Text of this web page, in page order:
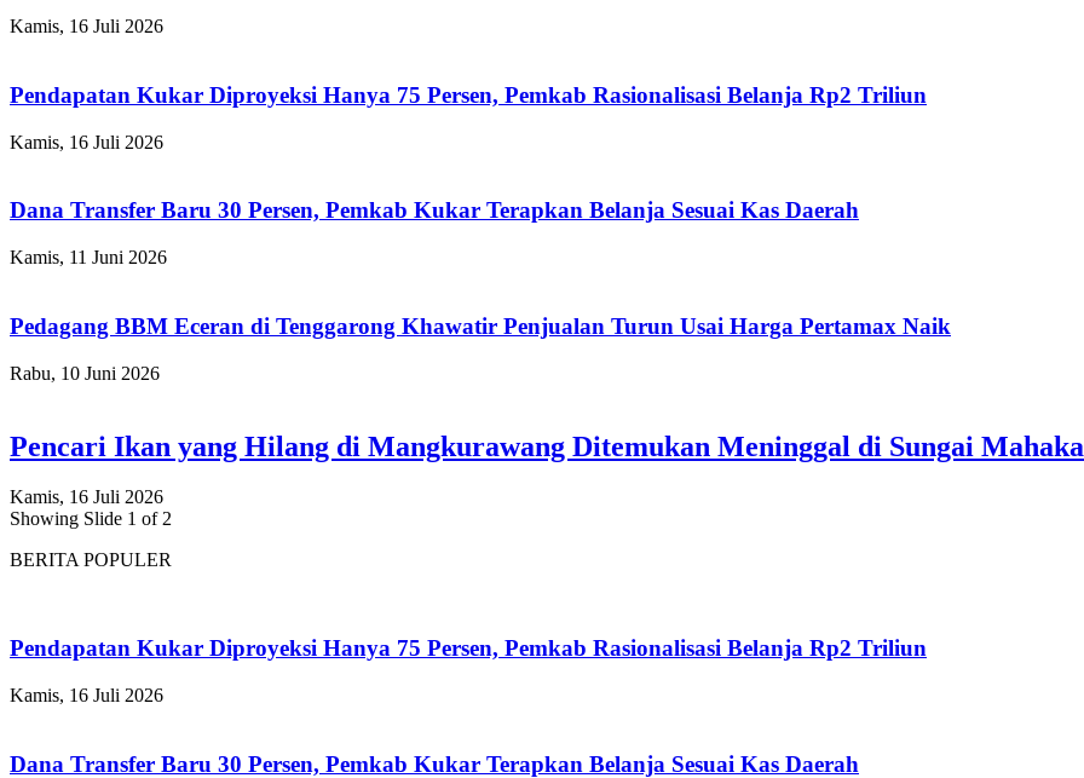
Kamis, 16 Juli 2026
Pendapatan Kukar Diproyeksi Hanya 75 Persen, Pemkab Rasionalisasi Belanja Rp2 Triliun
Kamis, 16 Juli 2026
Dana Transfer Baru 30 Persen, Pemkab Kukar Terapkan Belanja Sesuai Kas Daerah
Kamis, 11 Juni 2026
Pedagang BBM Eceran di Tenggarong Khawatir Penjualan Turun Usai Harga Pertamax Naik
Rabu, 10 Juni 2026
Pencari Ikan yang Hilang di Mangkurawang Ditemukan Meninggal di Sungai
Kamis, 16 Juli 2026
Showing Slide 1 of 2
BERITA POPULER
Pendapatan Kukar Diproyeksi Hanya 75 Persen, Pemkab Rasionalisasi Belanja Rp2 Triliun
Kamis, 16 Juli 2026
Dana Transfer Baru 30 Persen, Pemkab Kukar Terapkan Belanja Sesuai Kas Daerah